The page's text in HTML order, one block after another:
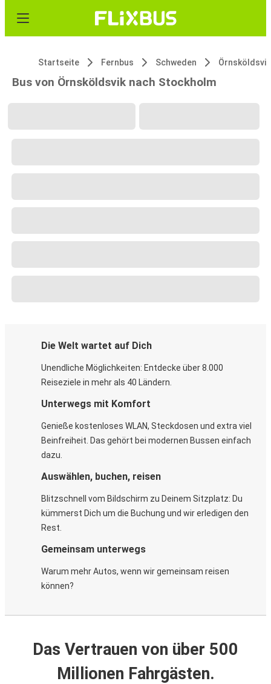
Startseite Fernbus Schweden Örnsköldsvik
Bus von Örnsköldsvik nach Stockholm
Die Welt wartet auf Dich
Unendliche Möglichkeiten: Entdecke über 8.000
Reiseziele in mehr als 40 Ländern.
Unterwegs mit Komfort
Genieße kostenloses WLAN, Steckdosen und extra viel
Beinfreiheit. Das gehört bei modernen Bussen einfach
dazu.
Auswählen, buchen, reisen
Blitzschnell vom Bildschirm zu Deinem Sitzplatz: Du
kümmerst Dich um die Buchung und wir erledigen den
Rest.
Gemeinsam unterwegs
Warum mehr Autos, wenn wir gemeinsam reisen
können?
Das Vertrauen von über 500
Millionen Fahrgästen.